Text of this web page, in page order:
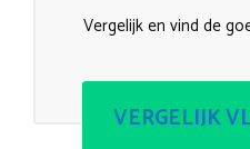
Vergelijk en vind de
VERGELIJK